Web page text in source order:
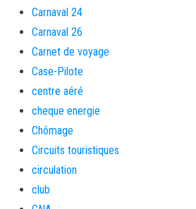
Carnaval 24
Carnaval 26
Carnet de voyage
Case-Pilote
centre aéré
cheque energie
Chômage
Circuits touristiques
circulation
club